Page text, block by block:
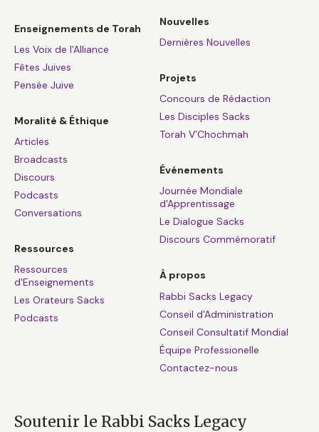
Enseignements de Torah
Les Voix de l'Alliance
Fêtes Juives
Pensée Juive
Moralité & Éthique
Articles
Broadcasts
Discours
Podcasts
Conversations
Ressources
Ressources
d'Enseignements
Les Orateurs Sacks
Podcasts
Nouvelles
Dernières Nouvelles
Projets
Concours de Rédaction
Les Disciples Sacks
Torah V’Chochmah
Événements
Journée Mondiale
d'Apprentissage
Le Dialogue Sacks
Discours Commémoratif
À propos
Rabbi Sacks Legacy
Conseil d'Administration
Conseil Consultatif Mondial
Équipe Professionelle
Contactez-nous
Soutenir le Rabbi Sacks Legacy